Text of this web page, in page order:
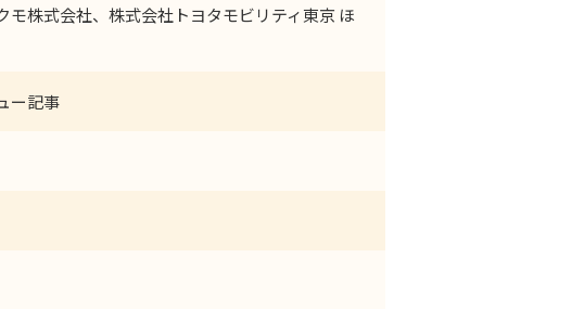
モ株式会社、株式会社トヨタモビリティ東京 ほ
ー記事